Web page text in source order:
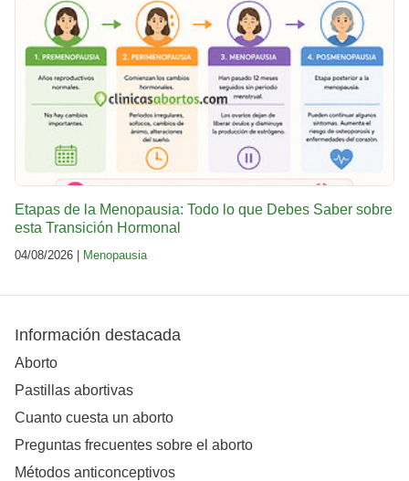
Etapas de la Menopausia: Todo lo que Debes Saber sobre
esta Transición Hormonal
04/08/2026 | Menopausia
Información destacada
Aborto
Pastillas abortivas
Cuanto cuesta un aborto
Preguntas frecuentes sobre el aborto
Métodos anticonceptivos